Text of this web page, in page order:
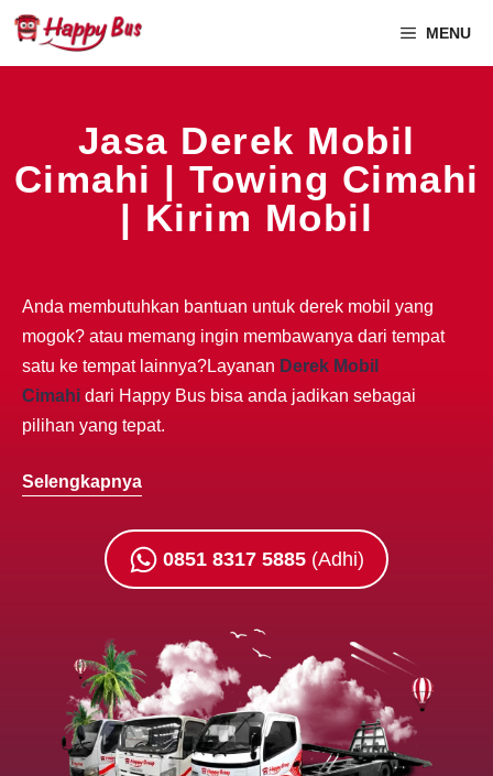
MENU
Jasa Derek Mobil
Cimahi | Towing Cimahi
| Kirim Mobil
Anda membutuhkan bantuan untuk derek mobil yang
mogok? atau memang ingin membawanya dari tempat
satu ke tempat lainnya?Layanan Derek Mobil
Cimahi dari Happy Bus bisa anda jadikan sebagai
pilihan yang tepat.
Selengkapnya
0851 8317 5885 (Adhi)